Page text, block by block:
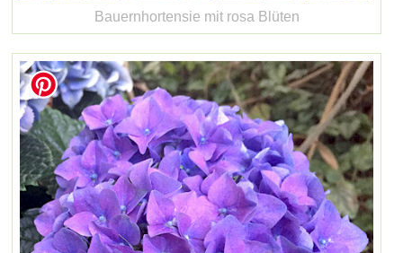
Bauernhortensie mit rosa Blüten